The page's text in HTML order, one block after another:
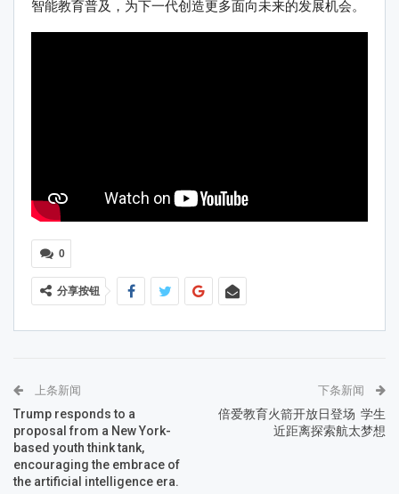
智能教育普及，为下一代创造更多面向未来的发展机会。
0
分享按钮
上条新闻
Trump responds to a
proposal from a New York-
based youth think tank,
encouraging the embrace of
the artificial intelligence era.
下条新闻
倍爱教育火箭开放日登场 学生
近距离探索航太梦想